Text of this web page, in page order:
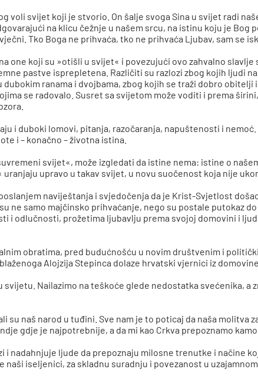
voli svijet koji je stvorio. On šalje svoga Sina u svijet radi
na klicu čežnje u našem srcu, na istinu koju je Bog
Tko Boga ne prihvaća, tko ne prihvaća Ljubav, sam se
one koji su »otišli u svijet« i povezujući ovo zahvalno
pastve isprepletena. Različiti su razlozi zbog kojih ljudi
ranama i dvojbama, zbog kojih se traži dobro
se radovalo. Susret sa svijetom može voditi i prema
i duboki lomovi, pitanja, razočaranja, napuštenosti i
i – konačno – životna istina.
svijet«, može izgledati da istine nema: istine o
upravo u takav svijet, u novu suočenost koja nije
naviještanja i svjedočenja da je Krist-Svjetlost
ne samo majčinsko prihvaćanje, nego su postale putokaz
i odlučnosti, prožetima ljubavlju prema svojoj domovini i
obratima, pred budućnošću u novim društvenim i
Alojzija Stepinca dolaze hrvatski vjernici iz
Nailazimo na teškoće glede nedostatka svećenika, a
naš narod u tuđini. Sve nam je to poticaj da naša molitva
gdje je najpotrebnije, a da mi kao Crkva prepoznamo
nadahnjuje ljude da prepoznaju milosne trenutke i načine
naši iseljenici, za skladnu suradnju i povezanost u